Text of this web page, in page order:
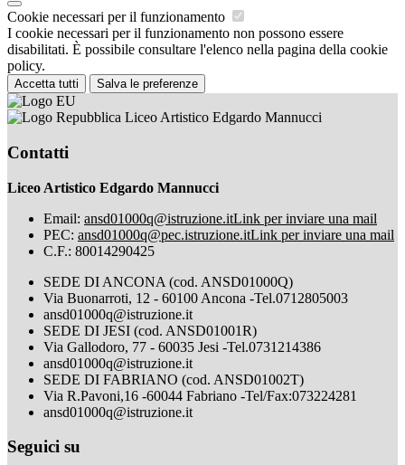
Cookie necessari per il funzionamento
I cookie necessari per il funzionamento non possono essere
disabilitati. È possibile consultare l'elenco nella pagina della cookie
policy.
Accetta tutti Salva le preferenze
Liceo Artistico Edgardo Mannucci
Contatti
Liceo Artistico Edgardo Mannucci
Email: ansd01000q@istruzione.itLink per inviare una mail
PEC: ansd01000q@pec.istruzione.itLink per inviare una mail
C.F.: 80014290425
SEDE DI ANCONA (cod. ANSD01000Q)
Via Buonarroti, 12 - 60100 Ancona -Tel.0712805003
ansd01000q@istruzione.it
SEDE DI JESI (cod. ANSD01001R)
Via Gallodoro, 77 - 60035 Jesi -Tel.0731214386
ansd01000q@istruzione.it
SEDE DI FABRIANO (cod. ANSD01002T)
Via R.Pavoni,16 -60044 Fabriano -Tel/Fax:073224281
ansd01000q@istruzione.it
Seguici su